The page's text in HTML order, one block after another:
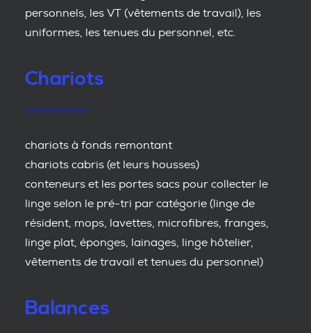
personnels, les VT (vêtements de travail), les
uniformes, les tenues du personnel, etc.
Chariots
chariots à fonds remontant
chariots cabris (et leurs housses)
conteneurs et les portes sacs pour collecter le
linge selon le pré-tri par catégorie (linge de
résident, mops, lavettes, microfibres, franges,
linge plat, éponges, lainages, linge hôtelier,
vêtements de travail et tenues du personnel)
Balances